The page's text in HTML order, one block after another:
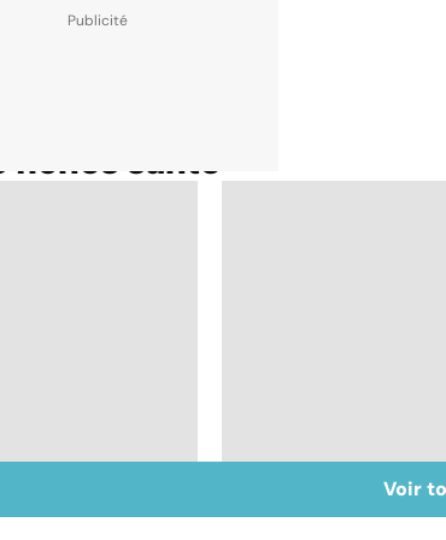
fiches santé
Inflammation des
amygdales : que
Voir